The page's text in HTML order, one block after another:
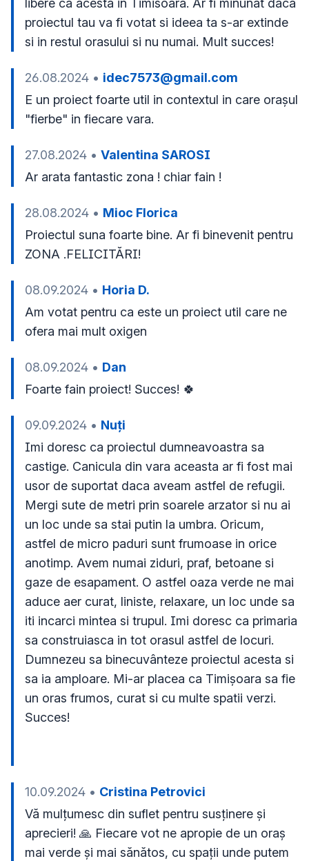
libere ca acesta in Timisoara. Ar fi minunat daca
proiectul tau va fi votat si ideea ta s-ar extinde
si in restul orasului si nu numai. Mult succes!
26.08.2024 • idec7573@gmail.com
E un proiect foarte util in contextul in care orașul
"fierbe" in fiecare vara.
27.08.2024 • Valentina SAROSI
Ar arata fantastic zona ! chiar fain !
28.08.2024 • Mioc Florica
Proiectul suna foarte bine. Ar fi binevenit pentru
ZONA .FELICITĂRI!
08.09.2024 • Horia D.
Am votat pentru ca este un proiect util care ne
ofera mai mult oxigen
08.09.2024 • Dan
Foarte fain proiect! Succes! 🍀
09.09.2024 • Nuți
Imi doresc ca proiectul dumneavoastra sa
castige. Canicula din vara aceasta ar fi fost mai
usor de suportat daca aveam astfel de refugii.
Mergi sute de metri prin soarele arzator si nu ai
un loc unde sa stai putin la umbra. Oricum,
astfel de micro paduri sunt frumoase in orice
anotimp. Avem numai ziduri, praf, betoane si
gaze de esapament. O astfel oaza verde ne mai
aduce aer curat, liniste, relaxare, un loc unde sa
iti incarci mintea si trupul. Imi doresc ca primaria
sa construiasca in tot orasul astfel de locuri.
Dumnezeu sa binecuvânteze proiectul acesta si
sa ia amploare. Mi-ar placea ca Timișoara sa fie
un oras frumos, curat si cu multe spatii verzi.
Succes!
10.09.2024 • Cristina Petrovici
Vă mulțumesc din suflet pentru susținere și
aprecieri! 🙏 Fiecare vot ne apropie de un oraș
mai verde și mai sănătos, cu spații unde putem